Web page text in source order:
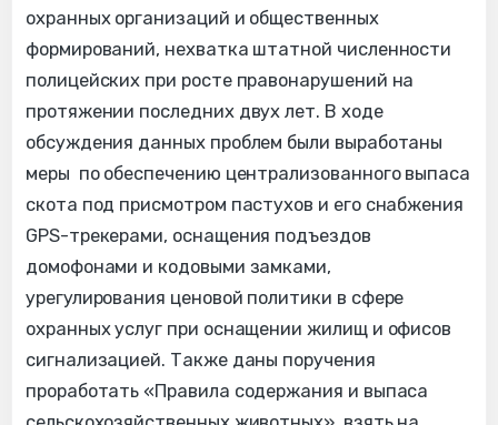
охранных организаций и общественных
формирований, нехватка штатной численности
полицейских при росте правонарушений на
протяжении последних двух лет. В ходе
обсуждения данных проблем были выработаны
меры по обеспечению централизованного выпаса
скота под присмотром пастухов и его снабжения
GPS-трекерами, оснащения подъездов
домофонами и кодовыми замками,
урегулирования ценовой политики в сфере
охранных услуг при оснащении жилищ и офисов
сигнализацией. Также даны поручения
проработать «Правила содержания и выпаса